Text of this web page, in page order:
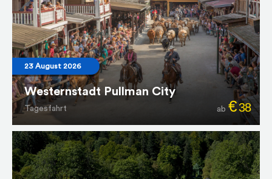
23 August 2026
Westernstadt Pullman City
Tagesfahrt ab €38